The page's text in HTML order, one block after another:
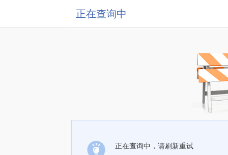
正在查询中
正在查询中，请刷新重试